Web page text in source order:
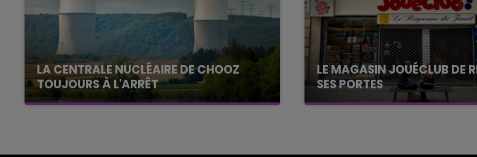
LA CENTRALE NUCLÉAIRE DE CHOOZ
TOUJOURS À L'ARRÊT
Cela fait déjà une semaine que la centrale
LE MAGASIN JOUÉCLUB DE
SES PORTES
C'était l'une des institutions du